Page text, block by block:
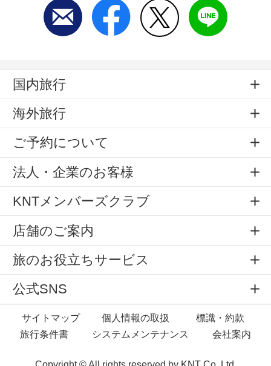
国内旅行
海外旅行
ご予約について
法人・企業のお客様
KNTメンバーズクラブ
店舗のご案内
旅のお役立ちサービス
公式SNS
サイトマップ 個人情報の取扱
標識・約款
旅行条件書
システムメンテナンス 会社案内